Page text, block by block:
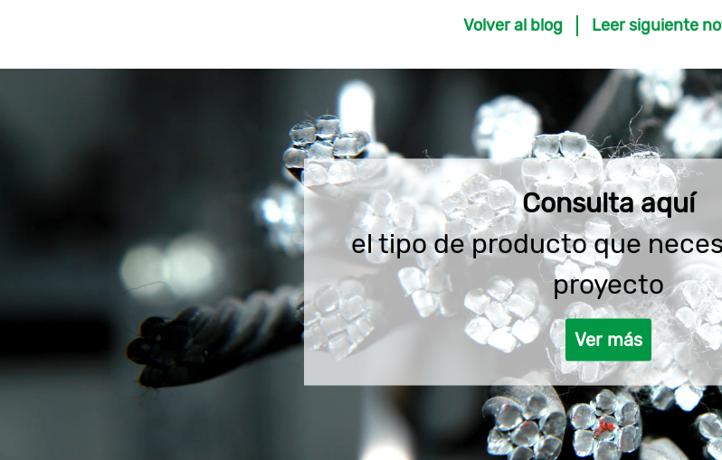
Volver al blog Leer siguiente
Consulta aquí
el tipo de producto que
proyecto
Ver más